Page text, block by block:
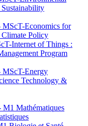
Economics for
Climate Policy
Internet of Things :
Program
Energy
Technology &
Mathématiques